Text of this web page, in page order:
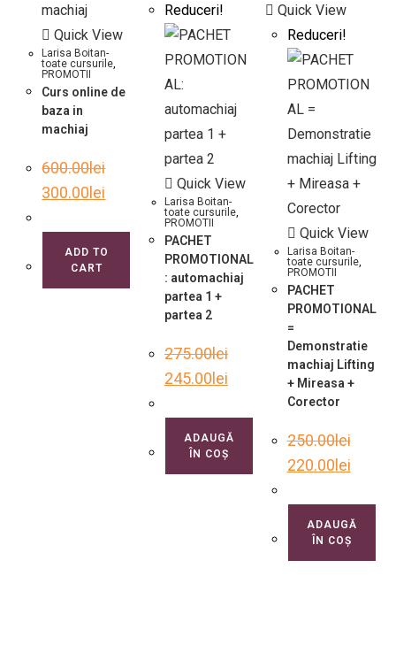
Quick View
Larisa Boitan-
toate cursurile
PROMOTII
Curs online de
baza in
machiaj
600.00lei
300.00lei
ADD TO
CART
Reduceri!
Quick View
Larisa Boitan-
toate cursurile,
PROMOTII
PACHET
PROMOTIONAL
: automachiaj
partea 1 +
partea 2
275.00lei
245.00lei
ADAUGĂ
ÎN COȘ
Quick View
Reduceri!
Quick View
Larisa Boitan-
toate cursurile,
PROMOTII
PACHET
PROMOTIONAL
=
Demonstratie
machiaj Lifting
+ Mireasa +
Corector
250.00lei
220.00lei
ADAUGĂ
ÎN COȘ